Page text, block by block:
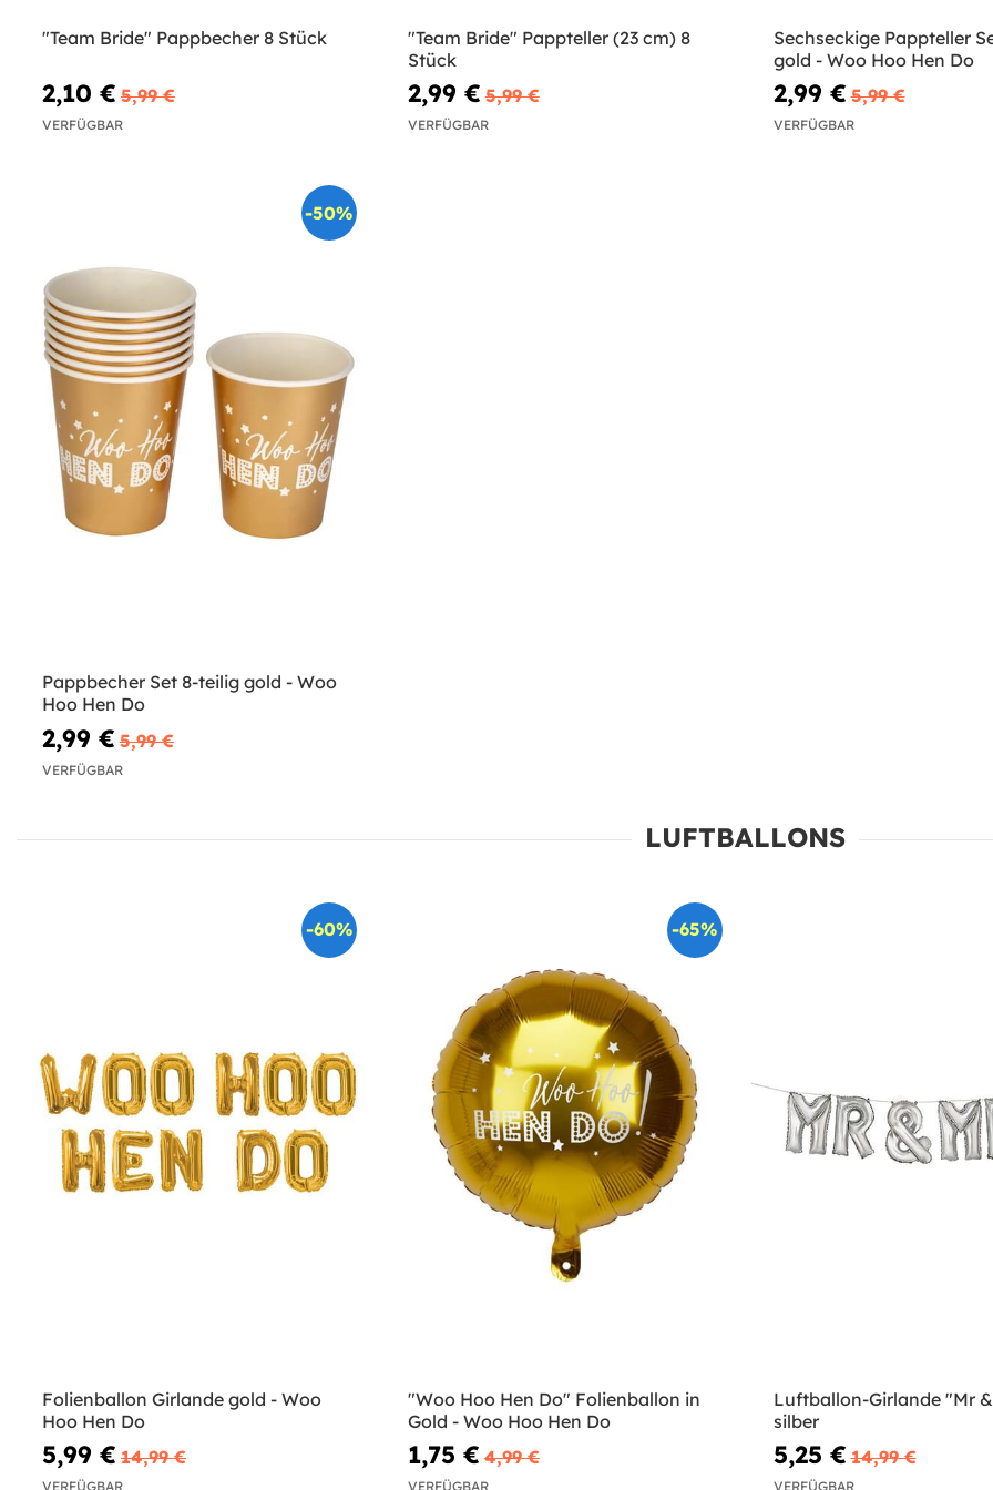
"Team Bride" Pappbecher 8 Stück
2,10 € 5,99 €
VERFÜGBAR
"Team Bride" Pappteller (23 cm) 8
Stück
2,99 € 5,99 €
VERFÜGBAR
Sechseckige Pappteller
gold - Woo Hoo Hen Do
2,99 € 5,99 €
VERFÜGBAR
-50%
Pappbecher Set 8-teilig gold - Woo
Hoo Hen Do
2,99 € 5,99 €
VERFÜGBAR
LUFTBALLONS
-60%
Folienballon Girlande gold - Woo
Hoo Hen Do
5,99 € 14,99 €
VERFÜGBAR
-65%
"Woo Hoo Hen Do" Folienballon in
Gold - Woo Hoo Hen Do
1,75 € 4,99 €
VERFÜGBAR
Luftballon-Girlande "Mr
silber
5,25 € 14,99 €
VERFÜGBAR